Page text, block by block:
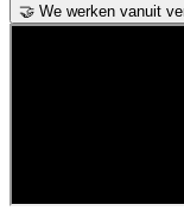
🤝 We werken vanuit